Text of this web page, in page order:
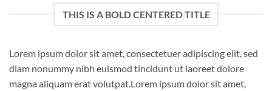
THIS IS A BOLD CENTERED TITLE
Lorem ipsum dolor sit amet, consectetuer adipiscing elit, sed
diam nonummy nibh euismod tincidunt ut laoreet dolore
magna aliquam erat volutpat.Lorem ipsum dolor sit amet,